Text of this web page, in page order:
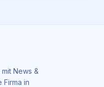
News &
Firma in